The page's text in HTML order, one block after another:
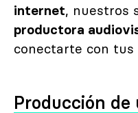
internet, nuestros
productora
conectarte con tus
Producción de